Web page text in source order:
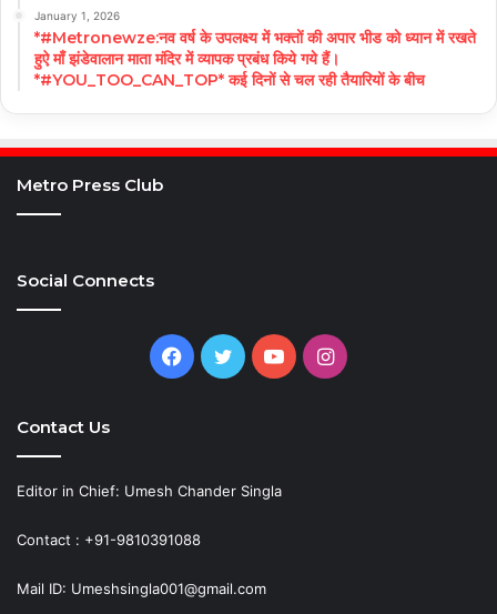
January 1, 2026
*#Metronewze:नव वर्ष के उपलक्ष्य में भक्तों की अपार भीड को ध्यान में रखते
हुऐ माँ झंडेवालान माता मंदिर में व्यापक प्रबंध किये गये हैं।
*#YOU_TOO_CAN_TOP* कई दिनों से चल रही तैयारियों के बीच
Metro Press Club
Social Connects
Facebook
TwitterYouTubeInstagram
Contact Us
Editor in Chief: Umesh Chander Singla
Contact : +91-9810391088
Mail ID: Umeshsingla001@gmail.com